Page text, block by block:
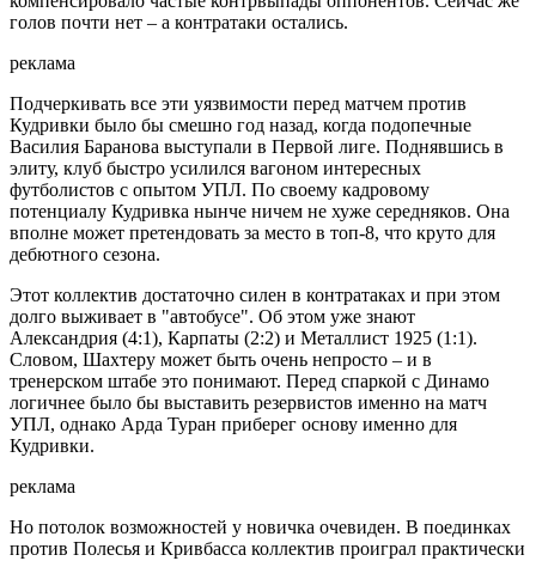
голов почти нет – а контратаки остались.
реклама
Подчеркивать все эти уязвимости перед матчем против
Кудривки было бы смешно год назад, когда подопечные
Василия Баранова выступали в Первой лиге. Поднявшись в
элиту, клуб быстро усилился вагоном интересных
футболистов с опытом УПЛ. По своему кадровому
потенциалу Кудривка нынче ничем не хуже середняков. Она
вполне может претендовать за место в топ-8, что круто для
дебютного сезона.
Этот коллектив достаточно силен в контратаках и при этом
долго выживает в "автобусе". Об этом уже знают
Александрия (4:1), Карпаты (2:2) и Металлист 1925 (1:1).
Словом, Шахтеру может быть очень непросто – и в
тренерском штабе это понимают. Перед спаркой с Динамо
логичнее было бы выставить резервистов именно на матч
УПЛ, однако Арда Туран приберег основу именно для
Кудривки.
реклама
Но потолок возможностей у новичка очевиден. В поединках
против Полесья и Кривбасса коллектив проиграл практически